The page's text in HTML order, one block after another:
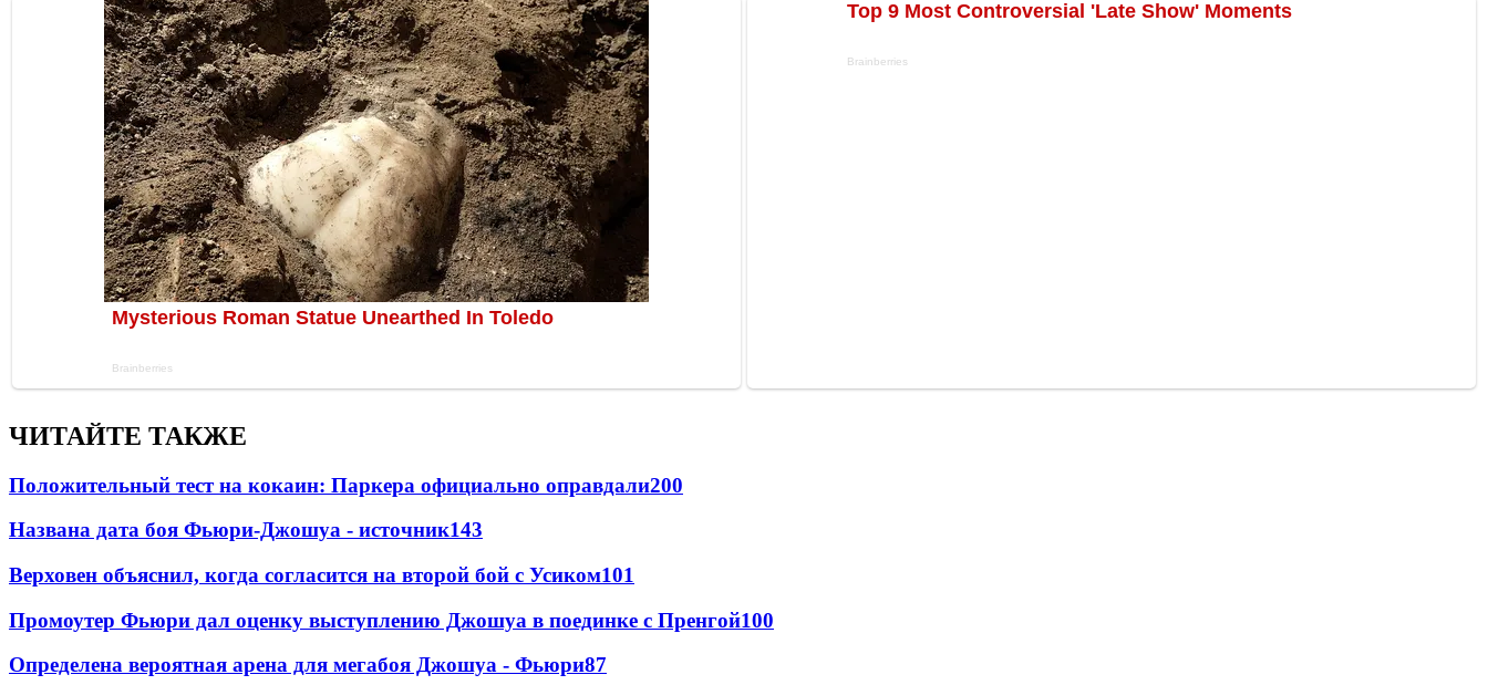
ЧИТАЙТЕ ТАКЖЕ
Положительный тест на кокаин: Паркера официально оправдали200
Названа дата боя Фьюри-Джошуа - источник143
Верховен объяснил, когда согласится на второй бой с Усиком101
Промоутер Фьюри дал оценку выступлению Джошуа в поединке с Пренгой100
Определена вероятная арена для мегабоя Джошуа - Фьюри87